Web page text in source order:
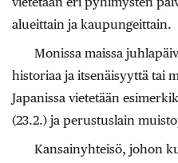
alueittain ja kaupungeittain.
Monissa maissa
historiaa ja itsenäisyyttä tai
Japanissa vietetään
(23.2.) ja perustuslain
Kansainyhteisö, johon